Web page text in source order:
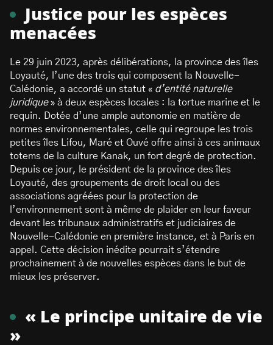
Justice pour les espèces
menacées
Le 29 juin 2023, après délibérations, la province des îles
Loyauté, l’une des trois qui composent la Nouvelle-
Calédonie, a accordé un statut « d’entité naturelle
juridique» à deux espèces locales : la tortue marine et le
requin. Dotée d’une ample autonomie en matière de
normes environnementales, celle qui regroupe les trois
petites îles Lifou, Maré et Ouvé offre ainsi à ces animaux
totems de la culture Kanak, un fort degré de protection.
Depuis ce jour, le président de la province des îles
Loyauté, des groupements de droit local ou des
associations agréées pour la protection de
l’environnement sont à même de plaider en leur faveur
devant les tribunaux administratifs et judiciaires de
Nouvelle-Calédonie en première instance, et à Paris en
appel. Cette décision inédite pourrait s’étendre
prochainement à de nouvelles espèces dans le but de
mieux les préserver.
« Le principe unitaire de vie
»